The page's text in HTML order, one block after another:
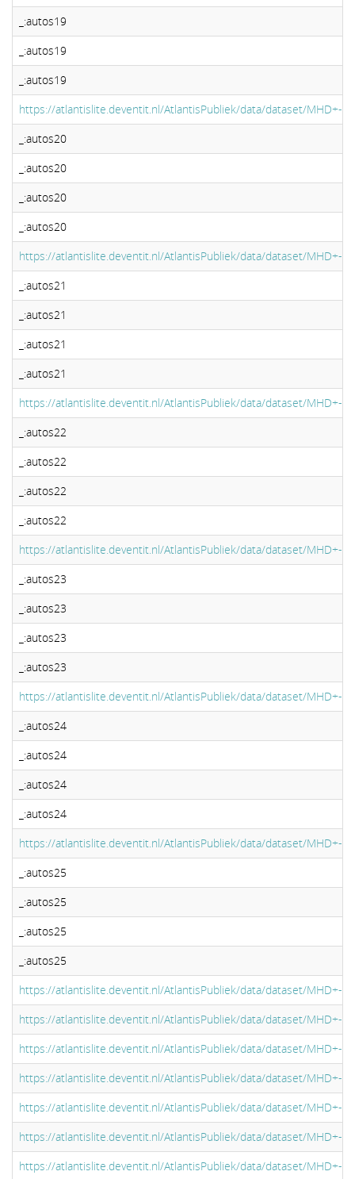
_:autos19
_:autos19
_:autos19
https://atlantislite.deventit.nl/AtlantisPubliek/data/dataset/MHD+-
_:autos20
_:autos20
_:autos20
_:autos20
https://atlantislite.deventit.nl/AtlantisPubliek/data/dataset/MHD+-
_:autos21
_:autos21
_:autos21
_:autos21
https://atlantislite.deventit.nl/AtlantisPubliek/data/dataset/MHD+-
_:autos22
_:autos22
_:autos22
_:autos22
https://atlantislite.deventit.nl/AtlantisPubliek/data/dataset/MHD+-
_:autos23
_:autos23
_:autos23
_:autos23
https://atlantislite.deventit.nl/AtlantisPubliek/data/dataset/MHD+-
_:autos24
_:autos24
_:autos24
_:autos24
https://atlantislite.deventit.nl/AtlantisPubliek/data/dataset/MHD+-
_:autos25
_:autos25
_:autos25
_:autos25
https://atlantislite.deventit.nl/AtlantisPubliek/data/dataset/MHD+-
https://atlantislite.deventit.nl/AtlantisPubliek/data/dataset/MHD+-
https://atlantislite.deventit.nl/AtlantisPubliek/data/dataset/MHD+-
https://atlantislite.deventit.nl/AtlantisPubliek/data/dataset/MHD+-
https://atlantislite.deventit.nl/AtlantisPubliek/data/dataset/MHD+-
https://atlantislite.deventit.nl/AtlantisPubliek/data/dataset/MHD+-
https://atlantislite.deventit.nl/AtlantisPubliek/data/dataset/MHD+-